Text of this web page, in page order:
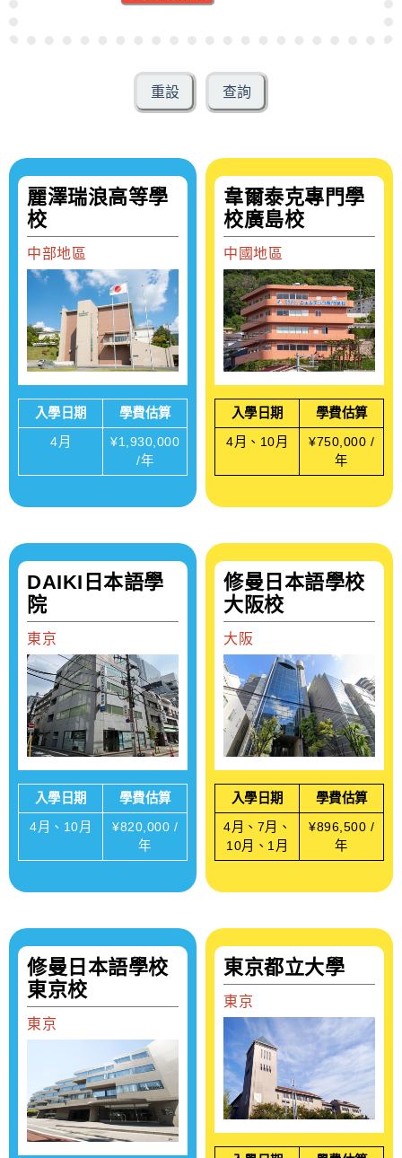
麗澤瑞浪高等學
校
中部地區
入學日期
學費估算
4月
¥1,930,000
/年
韋爾泰克專門學
校廣島校
中國地區
入學日期
學費估算
4月、10月
¥750,000 /
年
DAIKI日本語學
院
東京
入學日期
學費估算
4月、10月
¥820,000 /
年
修曼日本語學校
大阪校
大阪
入學日期
學費估算
4月、7月、
10月、1月
¥896,500 /
年
修曼日本語學校
東京校
東京
東京都立大學
東京